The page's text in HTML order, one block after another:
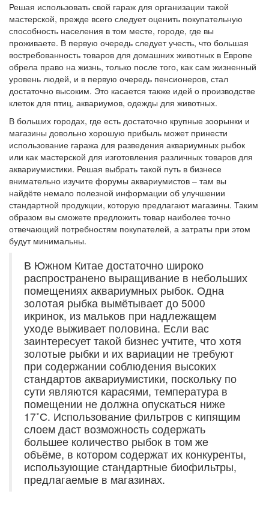
Решая использовать свой гараж для организации такой
мастерской, прежде всего следует оценить покупательную
способность населения в том месте, городе, где вы
проживаете. В первую очередь следует учесть, что большая
востребованность товаров для домашних животных в Европе
обрела право на жизнь, только после того, как сам жизненный
уровень людей, и в первую очередь пенсионеров, стал
достаточно высоким. Это касается также идей о производстве
клеток для птиц, аквариумов, одежды для животных.
В больших городах, где есть достаточно крупные зоорынки и
магазины довольно хорошую прибыль может принести
использование гаража для разведения аквариумных рыбок
или как мастерской для изготовления различных товаров для
аквариумистики. Решая выбрать такой путь в бизнесе
внимательно изучите форумы аквариумистов – там вы
найдёте немало полезной информации об улучшении
стандартной продукции, которую предлагают магазины. Таким
образом вы сможете предложить товар наиболее точно
отвечающий потребностям покупателей, а затраты при этом
будут минимальны.
В Южном Китае достаточно широко
распространено выращивание в небольших
помещениях аквариумных рыбок. Одна
золотая рыбка вымётывает до 5000
икринок, из мальков при надлежащем
уходе выживает половина. Если вас
заинтересует такой бизнес учтите, что хотя
золотые рыбки и их вариации не требуют
при содержании соблюдения высоких
стандартов аквариумистики, поскольку по
сути являются карасями, температура в
помещении не должна опускаться ниже
17˚С. Использование фильтров с кипящим
слоем даст возможность содержать
большее количество рыбок в том же
объёме, в котором содержат их конкуренты,
использующие стандартные биофильтры,
предлагаемые в магазинах.